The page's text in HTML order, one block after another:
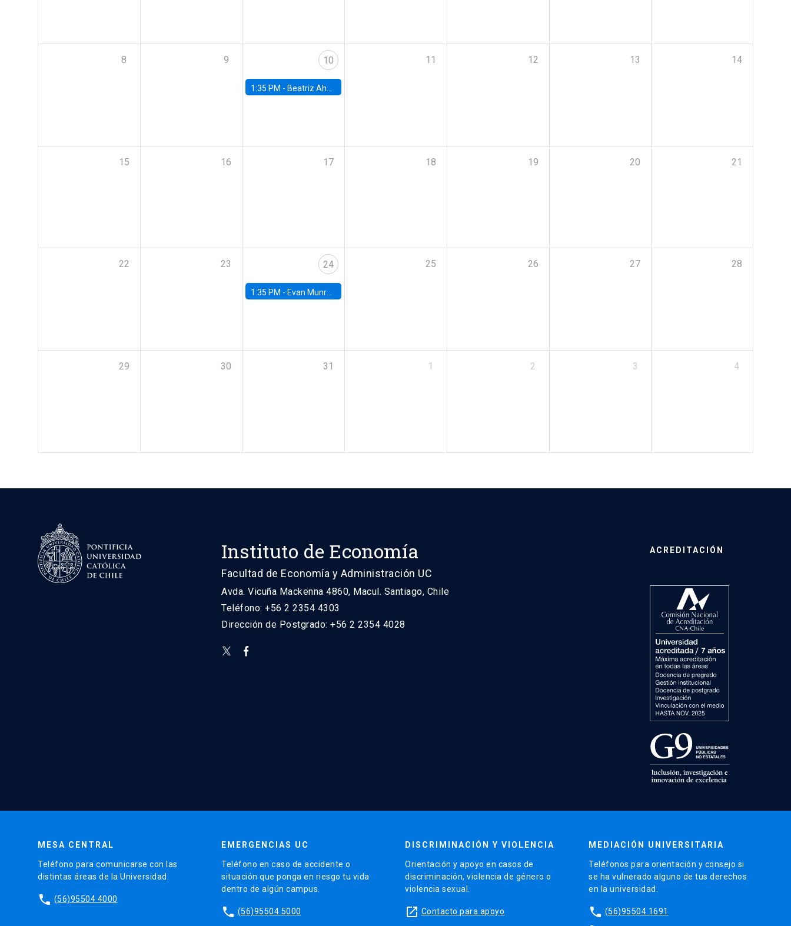
8 9 10
1:35 PM - Beatriz Ahumada, PhD candidate, Universidad de Pittsburgh
11 12 13 14
15 16 17 18 19 20 21
22 23 24
1:35 PM - Evan Munro, Neyman Visiting Assistant Professor in the Department of Statistics at UC Berkeley
25 26 27 28
29 30 31 1 2 3 4
Instituto de Economía
Facultad de Economía y Administración UC
Avda. Vicuña Mackenna 4860, Macul. Santiago, Chile
Teléfono: +56 2 2354 4303
Dirección de Postgrado: +56 2 2354 4028
ACREDITACIÓN
MESA CENTRAL
Teléfono para comunicarse con las
distintas áreas de la Universidad.
phone (56)95504 4000
EMERGENCIAS UC
Teléfono en caso de accidente o
situación que ponga en riesgo tu vida
dentro de algún campus.
phone (56)95504 5000
DISCRIMINACIÓN Y VIOLENCIA
Orientación y apoyo en casos de
discriminación, violencia de género o
violencia sexual.
launch Contacto para apoyo
MEDIACIÓN UNIVERSITARIA
Teléfonos para orientación y consejo si
se ha vulnerado alguno de tus derechos
en la universidad.
phone (56)95504 1691